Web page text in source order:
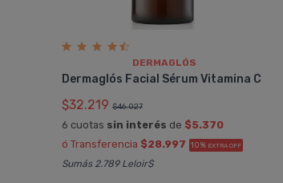
DERMAGLÓS
Dermaglós Facial Sérum Vitamina C
$32.219 $46.027
6 cuotas sin interés de $5.370
ó Transferencia $28.997 10% EXTRA OFF
Sumás 2.789 Leloir$